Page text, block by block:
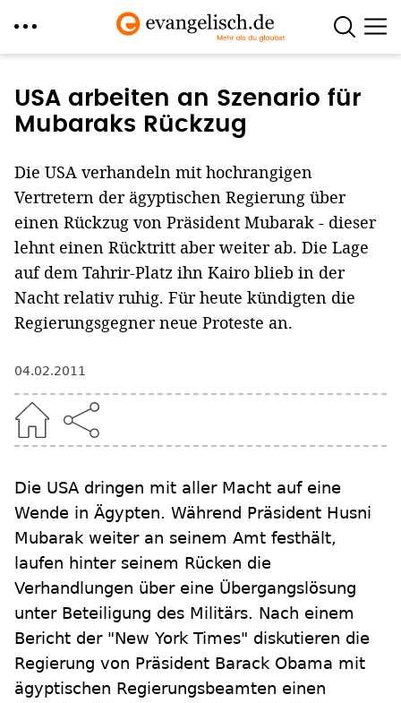
zum
Inhalt
USA arbeiten an Szenario für
Mubaraks Rückzug
Die USA verhandeln mit hochrangigen
Vertretern der ägyptischen Regierung über
einen Rückzug von Präsident Mubarak - dieser
lehnt einen Rücktritt aber weiter ab. Die Lage
auf dem Tahrir-Platz ihn Kairo blieb in der
Nacht relativ ruhig. Für heute kündigten die
Regierungsgegner neue Proteste an.
04.02.2011
Die USA dringen mit aller Macht auf eine
Wende in Ägypten. Während Präsident Husni
Mubarak weiter an seinem Amt festhält,
laufen hinter seinem Rücken die
Verhandlungen über eine Übergangslösung
unter Beteiligung des Militärs. Nach einem
Bericht der "New York Times" diskutieren die
Regierung von Präsident Barack Obama mit
ägyptischen Regierungsbeamten einen